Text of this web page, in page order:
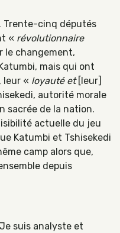
Trente-cinq députés
« révolutionnaire
le changement,
mais qui ont
leur « loyauté et[leur]
autorité morale
sacrée de la nation.
actuelle du jeu
Katumbi et Tshisekedi
camp alors que,
depuis
suis analyste et